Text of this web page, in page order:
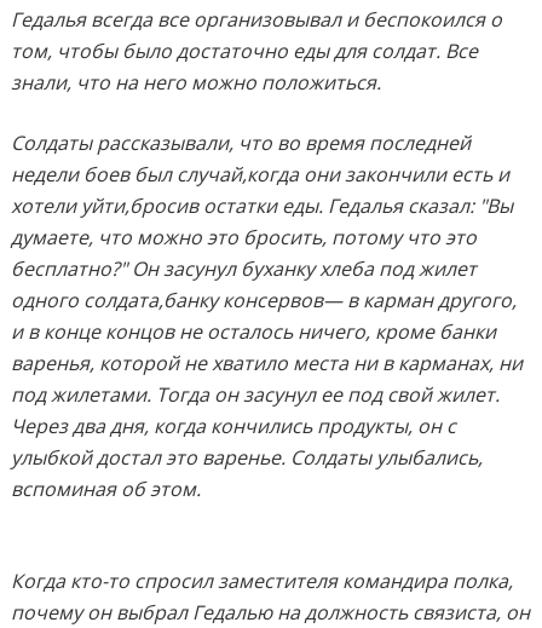
Гедалья всегда все организовывал и беспокоился о
том, чтобы было достаточно еды для солдат. Все
знали, что на него можно положиться.
Солдаты рассказывали, что во время последней
недели боев был случай,когда они закончили есть и
хотели уйти,бросив остатки еды. Гедалья сказал: "Вы
думаете, что можно это бросить, потому что это
бесплатно?" Он засунул буханку хлеба под жилет
одного солдата,банку консервов— в карман другого,
и в конце концов не осталось ничего, кроме банки
варенья, которой не хватило места ни в карманах, ни
под жилетами. Тогда он засунул ее под свой жилет.
Через два дня, когда кончились продукты, он с
улыбкой достал это варенье. Солдаты улыбались,
вспоминая об этом.
Когда кто-то спросил заместителя командира полка,
почему он выбрал Гедалью на должность связиста, он